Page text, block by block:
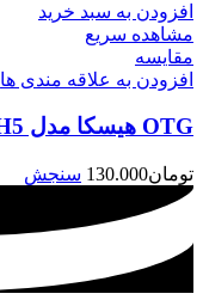
افزودن به سبد خرید
مشاهده سریع
مقایسه
افزودن به علاقه مندی ها
OTG هیسکا مدل H5
تومان130.000 سنجش